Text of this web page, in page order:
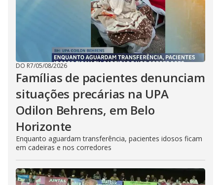
DO R7/05/08/2026
Famílias de pacientes denunciam
situações precárias na UPA
Odilon Behrens, em Belo
Horizonte
Enquanto aguardam transferência, pacientes idosos ficam
em cadeiras e nos corredores